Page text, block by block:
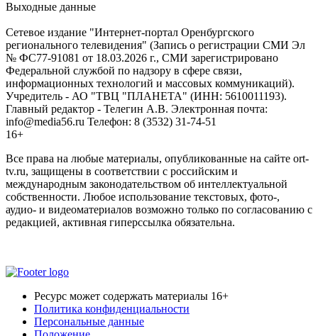
Выходные данные
Сетевое издание "Интернет-портал Оренбургского
регионального телевидения" (Запись о регистрации СМИ Эл
№ ФС77-91081 от 18.03.2026 г., СМИ зарегистрировано
Федеральной службой по надзору в сфере связи,
информационных технологий и массовых коммуникаций).
Учредитель - АО "ТВЦ "ПЛАНЕТА" (ИНН: 5610011193).
Главный редактор - Телегин А.В. Электронная почта:
info@media56.ru Телефон: 8 (3532) 31-74-51
16+
Все права на любые материалы, опубликованные на сайте ort-
tv.ru, защищены в соответствии с российским и
международным законодательством об интеллектуальной
собственности. Любое использование текстовых, фото-,
аудио- и видеоматериалов возможно только по согласованию с
редакцией, активная гиперссылка обязательна.
Ресурс может содержать материалы 16+
Политика конфиденциальности
Персональные данные